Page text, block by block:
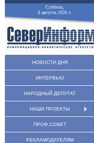
Суббота,
8 августа 2026 г.
НОВОСТИ ДНЯ
ИНТЕРВЬЮ
НАРОДНЫЙ ДЕПУТАТ
НАШИ ПРОЕКТЫ
ПРОФ.СОВЕТ
РЕКЛАМОДАТЕЛЯМ